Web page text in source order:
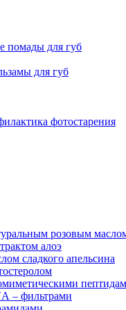
помады для губ
для губ
фотостарения
розовым
алоэ
сладкого апельсина
– фильтрами